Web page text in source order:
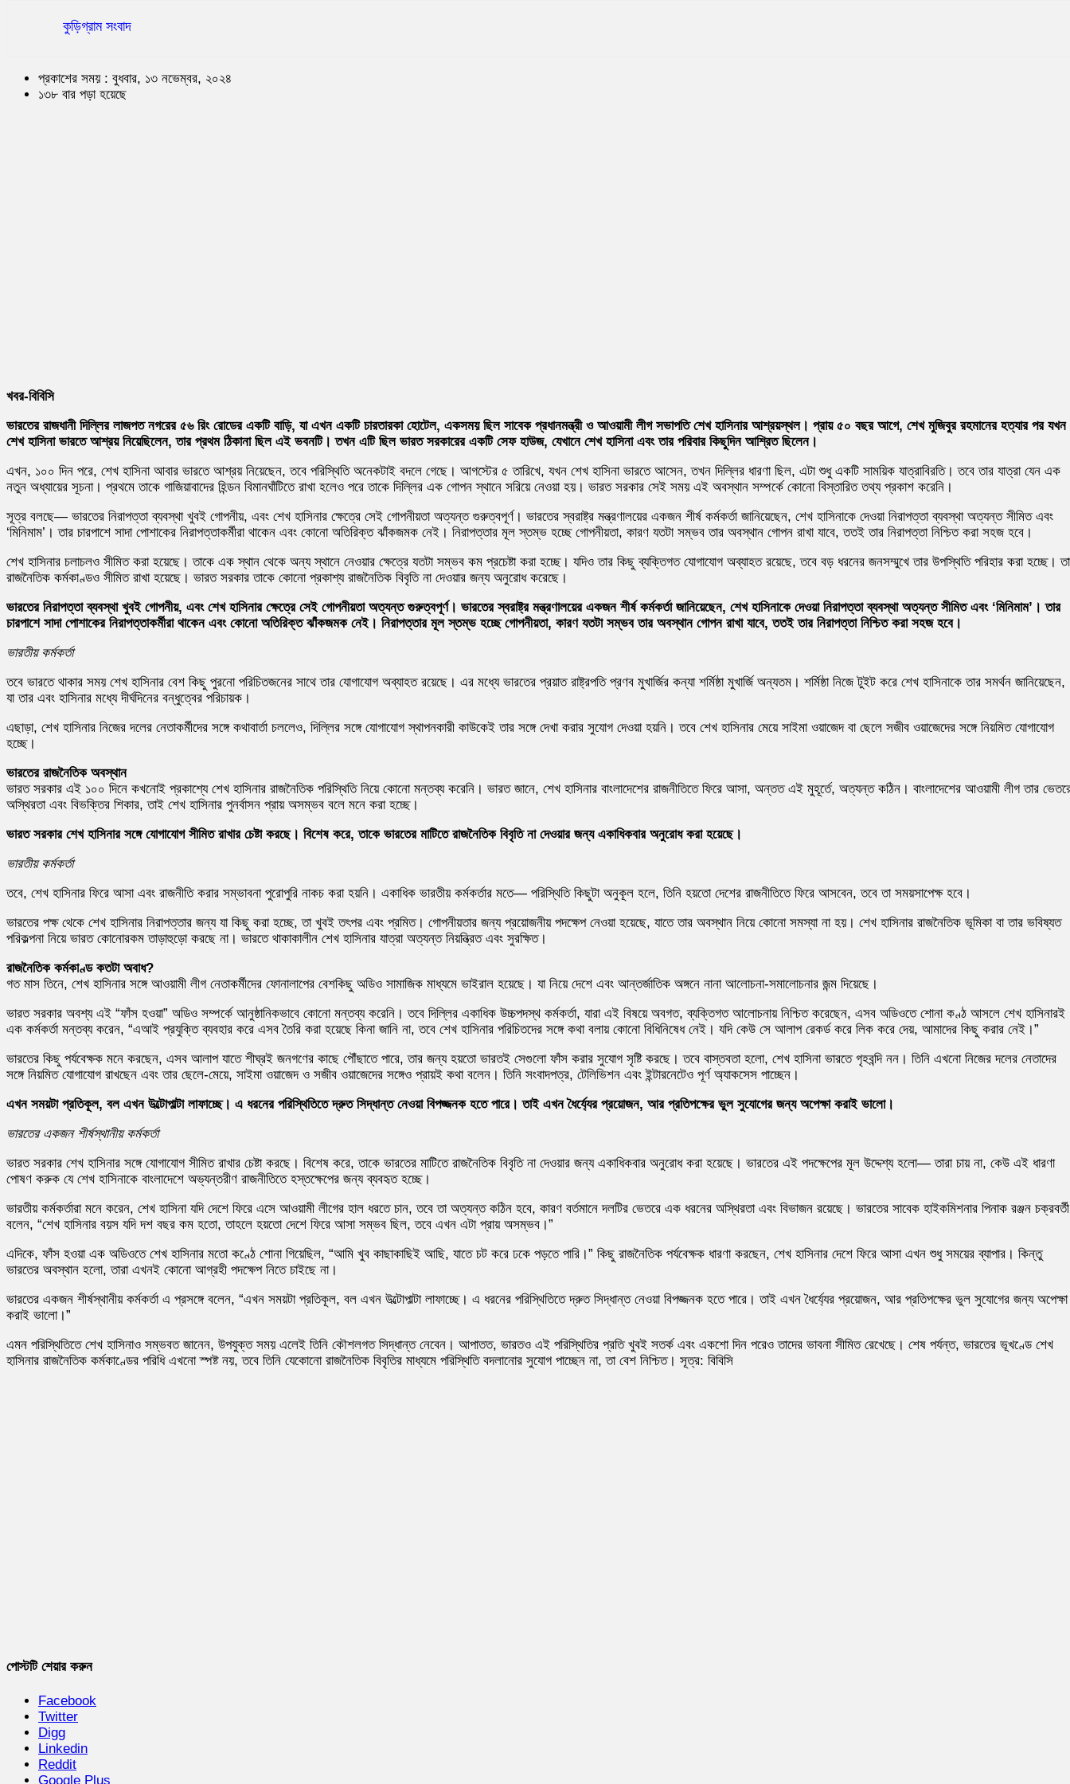
কুড়িগ্রাম সংবাদ
প্রকাশের সময় : বুধবার, ১৩ নভেম্বর, ২০২৪
১৩৮ বার পড়া হয়েছে
খবর-বিবিসি
ভারতের রাজধানী দিল্লির লাজপত নগরের ৫৬ রিং রোডের একটি বাড়ি, যা এখন একটি চারতারকা হোটেল, একসময় ছিল সাবেক প্রধানমন্ত্রী ও আওয়ামী লীগ সভাপতি শেখ হাসিনার আশ্রয়স্থল। প্রায় ৫০ বছর আগে, শেখ মুজিবুর রহমানের হত্যার পর যখন
শেখ হাসিনা ভারতে আশ্রয় নিয়েছিলেন, তার প্রথম ঠিকানা ছিল এই ভবনটি। তখন এটি ছিল ভারত সরকারের একটি সেফ হাউজ, যেখানে শেখ হাসিনা এবং তার পরিবার কিছুদিন আশ্রিত ছিলেন।
এখন, ১০০ দিন পরে, শেখ হাসিনা আবার ভারতে আশ্রয় নিয়েছেন, তবে পরিস্থিতি অনেকটাই বদলে গেছে। আগস্টের ৫ তারিখে, যখন শেখ হাসিনা ভারতে আসেন, তখন দিল্লির ধারণা ছিল, এটা শুধু একটি সাময়িক যাত্রাবিরতি। তবে তার যাত্রা যেন এক
নতুন অধ্যায়ের সূচনা। প্রথমে তাকে গাজিয়াবাদের হিন্ডন বিমানঘাঁটিতে রাখা হলেও পরে তাকে দিল্লির এক গোপন স্থানে সরিয়ে নেওয়া হয়। ভারত সরকার সেই সময় এই অবস্থান সম্পর্কে কোনো বিস্তারিত তথ্য প্রকাশ করেনি।
সূত্র বলছে— ভারতের নিরাপত্তা ব্যবস্থা খুবই গোপনীয়, এবং শেখ হাসিনার ক্ষেত্রে সেই গোপনীয়তা অত্যন্ত গুরুত্বপূর্ণ। ভারতের স্বরাষ্ট্র মন্ত্রণালয়ের একজন শীর্ষ কর্মকর্তা জানিয়েছেন, শেখ হাসিনাকে দেওয়া নিরাপত্তা ব্যবস্থা অত্যন্ত সীমিত এবং
‘মিনিমাম’। তার চারপাশে সাদা পোশাকের নিরাপত্তাকর্মীরা থাকেন এবং কোনো অতিরিক্ত ঝাঁকজমক নেই। নিরাপত্তার মূল স্তম্ভ হচ্ছে গোপনীয়তা, কারণ যতটা সম্ভব তার অবস্থান গোপন রাখা যাবে, ততই তার নিরাপত্তা নিশ্চিত করা সহজ হবে।
শেখ হাসিনার চলাচলও সীমিত করা হয়েছে। তাকে এক স্থান থেকে অন্য স্থানে নেওয়ার ক্ষেত্রে যতটা সম্ভব কম প্রচেষ্টা করা হচ্ছে। যদিও তার কিছু ব্যক্তিগত যোগাযোগ অব্যাহত রয়েছে, তবে বড় ধরনের জনসম্মুখে তার উপস্থিতি পরিহার করা হচ্ছে।
রাজনৈতিক কর্মকাণ্ডও সীমিত রাখা হয়েছে। ভারত সরকার তাকে কোনো প্রকাশ্য রাজনৈতিক বিবৃতি না দেওয়ার জন্য অনুরোধ করেছে।
ভারতের নিরাপত্তা ব্যবস্থা খুবই গোপনীয়, এবং শেখ হাসিনার ক্ষেত্রে সেই গোপনীয়তা অত্যন্ত গুরুত্বপূর্ণ। ভারতের স্বরাষ্ট্র মন্ত্রণালয়ের একজন শীর্ষ কর্মকর্তা জানিয়েছেন, শেখ হাসিনাকে দেওয়া নিরাপত্তা ব্যবস্থা অত্যন্ত সীমিত এবং ‘মিনিমাম’। তার
চারপাশে সাদা পোশাকের নিরাপত্তাকর্মীরা থাকেন এবং কোনো অতিরিক্ত ঝাঁকজমক নেই। নিরাপত্তার মূল স্তম্ভ হচ্ছে গোপনীয়তা, কারণ যতটা সম্ভব তার অবস্থান গোপন রাখা যাবে, ততই তার নিরাপত্তা নিশ্চিত করা সহজ হবে।
ভারতীয় কর্মকর্তা
তবে ভারতে থাকার সময় শেখ হাসিনার বেশ কিছু পুরনো পরিচিতজনের সাথে তার যোগাযোগ অব্যাহত রয়েছে। এর মধ্যে ভারতের প্রয়াত রাষ্ট্রপতি প্রণব মুখার্জির কন্যা শর্মিষ্ঠা মুখার্জি অন্যতম। শর্মিষ্ঠা নিজে টুইট করে শেখ হাসিনাকে তার সমর্থন জানিয়েছেন,
যা তার এবং হাসিনার মধ্যে দীর্ঘদিনের বন্ধুত্বের পরিচায়ক।
এছাড়া, শেখ হাসিনার নিজের দলের নেতাকর্মীদের সঙ্গে কথাবার্তা চললেও, দিল্লির সঙ্গে যোগাযোগ স্থাপনকারী কাউকেই তার সঙ্গে দেখা করার সুযোগ দেওয়া হয়নি। তবে শেখ হাসিনার মেয়ে সাইমা ওয়াজেদ বা ছেলে সজীব ওয়াজেদের সঙ্গে নিয়মিত যোগাযোগ
হচ্ছে।
ভারতের রাজনৈতিক অবস্থান
ভারত সরকার এই ১০০ দিনে কখনোই প্রকাশ্যে শেখ হাসিনার রাজনৈতিক পরিস্থিতি নিয়ে কোনো মন্তব্য করেনি। ভারত জানে, শেখ হাসিনার বাংলাদেশের রাজনীতিতে ফিরে আসা, অন্তত এই মুহূর্তে, অত্যন্ত কঠিন। বাংলাদেশের আওয়ামী লীগ তার
অস্থিরতা এবং বিভক্তির শিকার, তাই শেখ হাসিনার পুনর্বাসন প্রায় অসম্ভব বলে মনে করা হচ্ছে।
ভারত সরকার শেখ হাসিনার সঙ্গে যোগাযোগ সীমিত রাখার চেষ্টা করছে। বিশেষ করে, তাকে ভারতের মাটিতে রাজনৈতিক বিবৃতি না দেওয়ার জন্য একাধিকবার অনুরোধ করা হয়েছে।
ভারতীয় কর্মকর্তা
তবে, শেখ হাসিনার ফিরে আসা এবং রাজনীতি করার সম্ভাবনা পুরোপুরি নাকচ করা হয়নি। একাধিক ভারতীয় কর্মকর্তার মতে— পরিস্থিতি কিছুটা অনুকূল হলে, তিনি হয়তো দেশের রাজনীতিতে ফিরে আসবেন, তবে তা সময়সাপেক্ষ হবে।
ভারতের পক্ষ থেকে শেখ হাসিনার নিরাপত্তার জন্য যা কিছু করা হচ্ছে, তা খুবই তৎপর এবং প্রমিত। গোপনীয়তার জন্য প্রয়োজনীয় পদক্ষেপ নেওয়া হয়েছে, যাতে তার অবস্থান নিয়ে কোনো সমস্যা না হয়। শেখ হাসিনার রাজনৈতিক ভূমিকা বা তার ভবিষ্যত
পরিকল্পনা নিয়ে ভারত কোনোরকম তাড়াহুড়ো করছে না। ভারতে থাকাকালীন শেখ হাসিনার যাত্রা অত্যন্ত নিয়ন্ত্রিত এবং সুরক্ষিত।
রাজনৈতিক কর্মকাণ্ড কতটা অবাধ?
গত মাস তিনে, শেখ হাসিনার সঙ্গে আওয়ামী লীগ নেতাকর্মীদের ফোনালাপের বেশকিছু অডিও সামাজিক মাধ্যমে ভাইরাল হয়েছে। যা নিয়ে দেশে এবং আন্তর্জাতিক অঙ্গনে নানা আলোচনা-সমালোচনার জন্ম দিয়েছে।
ভারত সরকার অবশ্য এই “ফাঁস হওয়া” অডিও সম্পর্কে আনুষ্ঠানিকভাবে কোনো মন্তব্য করেনি। তবে দিল্লির একাধিক উচ্চপদস্থ কর্মকর্তা, যারা এই বিষয়ে অবগত, ব্যক্তিগত আলোচনায় নিশ্চিত করেছেন, এসব অডিওতে শোনা কণ্ঠ আসলে শেখ
এক কর্মকর্তা মন্তব্য করেন, “এআই প্রযুক্তি ব্যবহার করে এসব তৈরি করা হয়েছে কিনা জানি না, তবে শেখ হাসিনার পরিচিতদের সঙ্গে কথা বলায় কোনো বিধিনিষেধ নেই। যদি কেউ সে আলাপ রেকর্ড করে লিক করে দেয়, আমাদের কিছু করার নেই।”
ভারতের কিছু পর্যবেক্ষক মনে করছেন, এসব আলাপ যাতে শীঘ্রই জনগণের কাছে পৌঁছাতে পারে, তার জন্য হয়তো ভারতই সেগুলো ফাঁস করার সুযোগ সৃষ্টি করছে। তবে বাস্তবতা হলো, শেখ হাসিনা ভারতে গৃহবন্দি নন। তিনি এখনো নিজের দলের নেতাদের
সঙ্গে নিয়মিত যোগাযোগ রাখছেন এবং তার ছেলে-মেয়ে, সাইমা ওয়াজেদ ও সজীব ওয়াজেদের সঙ্গেও প্রায়ই কথা বলেন। তিনি সংবাদপত্র, টেলিভিশন এবং ইন্টারনেটেও পূর্ণ অ্যাকসেস পাচ্ছেন।
এখন সময়টা প্রতিকূল, বল এখন উল্টোপাল্টা লাফাচ্ছে। এ ধরনের পরিস্থিতিতে দ্রুত সিদ্ধান্ত নেওয়া বিপজ্জনক হতে পারে। তাই এখন ধৈর্য্যের প্রয়োজন, আর প্রতিপক্ষের ভুল সুযোগের জন্য অপেক্ষা করাই ভালো।
ভারতের একজন শীর্ষস্থানীয় কর্মকর্তা
ভারত সরকার শেখ হাসিনার সঙ্গে যোগাযোগ সীমিত রাখার চেষ্টা করছে। বিশেষ করে, তাকে ভারতের মাটিতে রাজনৈতিক বিবৃতি না দেওয়ার জন্য একাধিকবার অনুরোধ করা হয়েছে। ভারতের এই পদক্ষেপের মূল উদ্দেশ্য হলো— তারা চায় না, কেউ এই ধারণা
পোষণ করুক যে শেখ হাসিনাকে বাংলাদেশে অভ্যন্তরীণ রাজনীতিতে হস্তক্ষেপের জন্য ব্যবহৃত হচ্ছে।
ভারতীয় কর্মকর্তারা মনে করেন, শেখ হাসিনা যদি দেশে ফিরে এসে আওয়ামী লীগের হাল ধরতে চান, তবে তা অত্যন্ত কঠিন হবে, কারণ বর্তমানে দলটির ভেতরে এক ধরনের অস্থিরতা এবং বিভাজন রয়েছে। ভারতের সাবেক হাইকমিশনার পিনাক রঞ্জন চক্রবর্তী
বলেন, “শেখ হাসিনার বয়স যদি দশ বছর কম হতো, তাহলে হয়তো দেশে ফিরে আসা সম্ভব ছিল, তবে এখন এটা প্রায় অসম্ভব।”
এদিকে, ফাঁস হওয়া এক অডিওতে শেখ হাসিনার মতো কণ্ঠে শোনা গিয়েছিল, “আমি খুব কাছাকাছিই আছি, যাতে চট করে ঢকে পড়তে পারি।” কিছু রাজনৈতিক পর্যবেক্ষক ধারণা করছেন, শেখ হাসিনার দেশে ফিরে আসা এখন শুধু সময়ের ব্যাপার। কিন্তু
ভারতের অবস্থান হলো, তারা এখনই কোনো আগ্রহী পদক্ষেপ নিতে চাইছে না।
ভারতের একজন শীর্ষস্থানীয় কর্মকর্তা এ প্রসঙ্গে বলেন, “এখন সময়টা প্রতিকূল, বল এখন উল্টোপাল্টা লাফাচ্ছে। এ ধরনের পরিস্থিতিতে দ্রুত সিদ্ধান্ত নেওয়া বিপজ্জনক হতে পারে। তাই এখন ধৈর্য্যের প্রয়োজন, আর প্রতিপক্ষের ভুল সুযোগের জন্য অপেক্ষা
করাই ভালো।”
এমন পরিস্থিতিতে শেখ হাসিনাও সম্ভবত জানেন, উপযুক্ত সময় এলেই তিনি কৌশলগত সিদ্ধান্ত নেবেন। আপাতত, ভারতও এই পরিস্থিতির প্রতি খুবই সতর্ক এবং একশো দিন পরেও তাদের ভাবনা সীমিত রেখেছে। শেষ পর্যন্ত, ভারতের ভূখণ্ডে শেখ
হাসিনার রাজনৈতিক কর্মকাণ্ডের পরিধি এখনো স্পষ্ট নয়, তবে তিনি যেকোনো রাজনৈতিক বিবৃতির মাধ্যমে পরিস্থিতি বদলানোর সুযোগ পাচ্ছেন না, তা বেশ নিশ্চিত। সূত্র: বিবিসি
পোস্টটি শেয়ার করুন
Facebook
Twitter
Digg
Linkedin
Reddit
Google Plus